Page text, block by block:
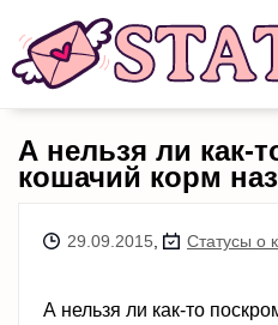
А нельзя ли как-
кошачий корм
29.09.2015 Статусы о
А нельзя ли как-то